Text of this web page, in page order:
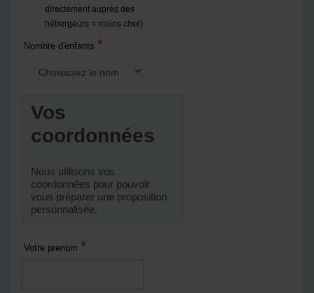
directement auprès des
hébergeurs = moins cher)
Nombre d'enfants *
Vos
coordonnées
Nous utilisons vos
coordonnées pour pouvoir
vous préparer une proposition
personnalisée.
Votre prenom *